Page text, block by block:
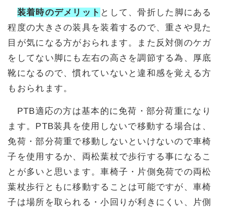
装着時のデメリット として、骨折した脚にある
程度の大きさの装具を装着するので、重さや見た
目が気になる方がおられます。また反対側のケガ
をしてない脚にも左右の高さを調節する為、厚底
靴になるので、慣れていないと違和感を覚える方
もおられます。
PTB適応の方は基本的に免荷・部分荷重になり
ます。PTB装具を使用しないで移動する場合は、
免荷・部分荷重で移動しないといけないので車椅
子を使用するか、両松葉杖で歩行する事になるこ
とが多いと思います。車椅子・片側免荷での両松
葉杖歩行ともに移動することは可能ですが、車椅
子は場所を取られる・小回りが利きにくい、片側